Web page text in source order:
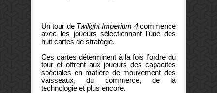
Un tour de Twilight Imperium 4 commence
avec les joueurs sélectionnant l’une des
huit cartes de stratégie.
Ces cartes déterminent à la fois l’ordre du
tour et offrent aux joueurs des capacités
spéciales en matière de mouvement des
vaisseaux, du commerce, de la
technologie et plus encore.